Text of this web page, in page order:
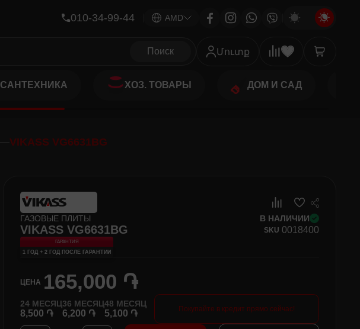
010-34-99-44 AMD
Поиск Մուտք
САНТЕХНИКА ХОЗ. ТОВАРЫ ДОМ И САД
VIKASS VG6631BG
ГАЗОВЫЕ ПЛИТЫ В НАЛИЧИИ
VIKASS VG6631BG SKU 0018400
ГАРАНТИЯ
1 ГОД + 2 ГОД ПОСЛЕ ГАРАНТИИ
ЦЕНА 165,000 ֏
24 МЕСЯЦ
8,500 ֏
36 МЕСЯЦ
6,200 ֏
48 МЕСЯЦ
5,100 ֏ Покупайте в кредит прямо сейчас!